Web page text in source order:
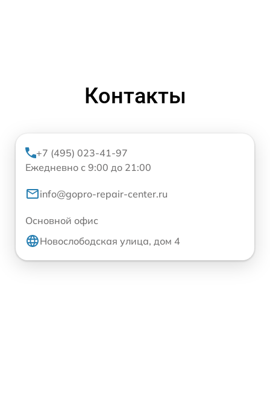
Контакты
+7 (495) 023-41-97
Ежедневно с 9:00 до 21:00
info@gopro-repair-center.ru
Основной офис
Новослободская улица, дом 4